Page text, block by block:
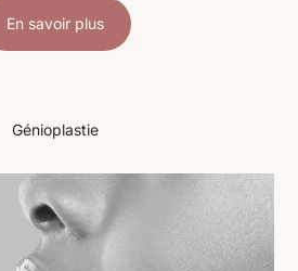
En savoir plus
Génioplastie